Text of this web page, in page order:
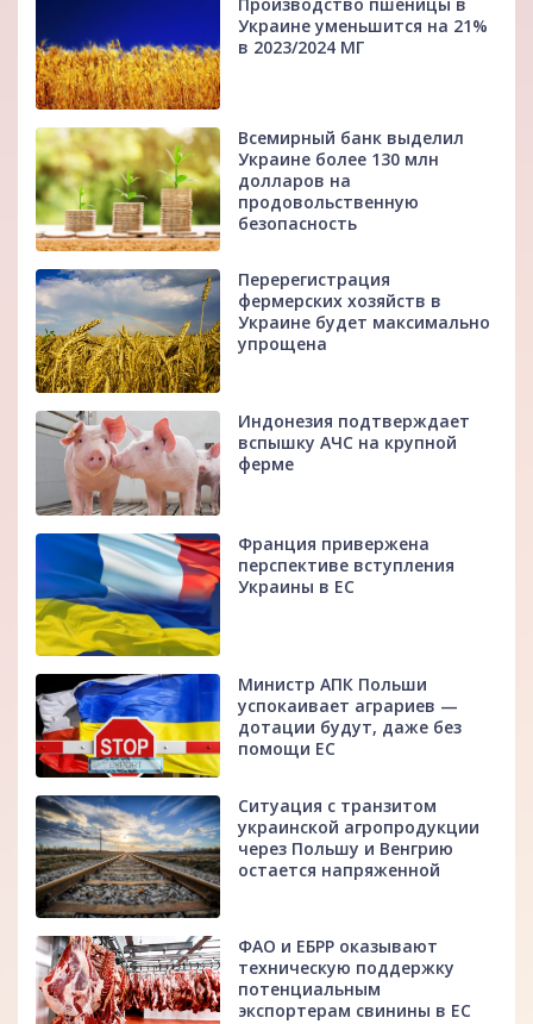
Украине уменьшится на 21%
в 2023/2024 МГ
Всемирный банк выделил
Украине более 130 млн
долларов на
продовольственную
безопасность
Перерегистрация
фермерских хозяйств в
Украине будет максимально
упрощена
Индонезия подтверждает
вспышку АЧС на крупной
ферме
Франция привержена
перспективе вступления
Украины в ЕС
Министр АПК Польши
успокаивает аграриев —
дотации будут, даже без
помощи ЕС
Ситуация с транзитом
украинской агропродукции
через Польшу и Венгрию
остается напряженной
ФАО и ЕБРР оказывают
техническую поддержку
потенциальным
экспортерам свинины в ЕС